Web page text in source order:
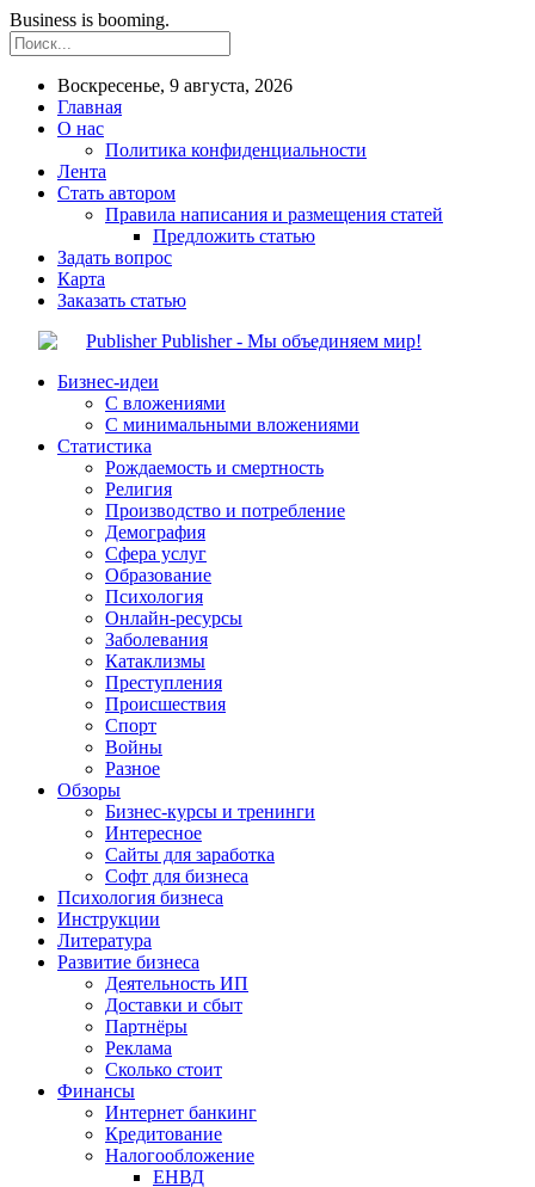
Business is booming.
Воскресенье, 9 августа, 2026
Главная
О нас
Политика конфиденциальности
Лента
Стать автором
Правила написания и размещения статей
Предложить статью
Задать вопрос
Карта
Заказать статью
Publisher - Мы объединяем мир!
Бизнес-идеи
С вложениями
С минимальными вложениями
Статистика
Рождаемость и смертность
Религия
Производство и потребление
Демография
Сфера услуг
Образование
Психология
Онлайн-ресурсы
Заболевания
Катаклизмы
Преступления
Происшествия
Спорт
Войны
Разное
Обзоры
Бизнес-курсы и тренинги
Интересное
Сайты для заработка
Софт для бизнеса
Психология бизнеса
Инструкции
Литература
Развитие бизнеса
Деятельность ИП
Доставки и сбыт
Партнёры
Реклама
Сколько стоит
Финансы
Интернет банкинг
Кредитование
Налогообложение
ЕНВД